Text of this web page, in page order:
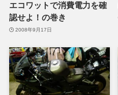
エコワットで消費電力を確
認せよ！の巻き
2008年9月17日